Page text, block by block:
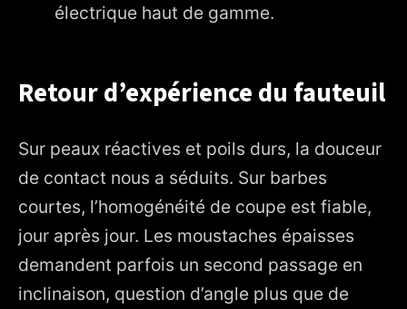
électrique haut de gamme.
Retour d’expérience du fauteuil
Sur peaux réactives et poils durs, la douceur
de contact nous a séduits. Sur barbes
courtes, l’homogénéité de coupe est fiable,
jour après jour. Les moustaches épaisses
demandent parfois un second passage en
inclinaison, question d’angle plus que de